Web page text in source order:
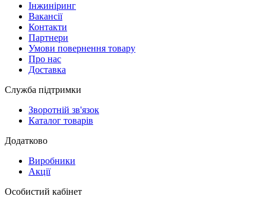
Інжиніринг
Вакансії
Контакти
Партнери
Умови повернення товару
Про нас
Доставка
Служба підтримки
Зворотній зв'язок
Каталог товарів
Додатково
Виробники
Акції
Особистий кабінет